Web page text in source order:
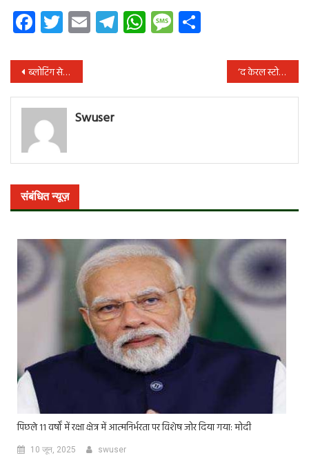
Facebook
Twitter
EmailTelegram
WhatsApp
Message
पोस्ट
नेविगेशन
ब्लोटिंग से राहत पाने के लिए आप इन 5 हर्बल चाय का कर सकते हैं सेवन ‘द केरल स्टोरी’ के निर्माता पहुंचे सुप्रीम कोर्ट
Swuser
संबंधित न्यूज़
पिछले 11 वर्षों में रक्षा क्षेत्र में आत्मनिर्भरता पर विशेष जोर दिया गया: मोदी
10 जून, 2025 swuser